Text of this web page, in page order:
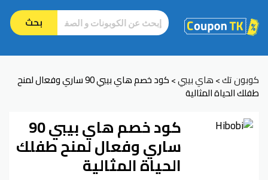
بحث
كوبون تك>هاي بيبي> كود خصم هاي بيبي 90 ساري وفعال لمنح
طفلك الحياة المثالية
كود خصم هاي بيبي 90
ساري وفعال لمنح طفلك
الحياة المثالية